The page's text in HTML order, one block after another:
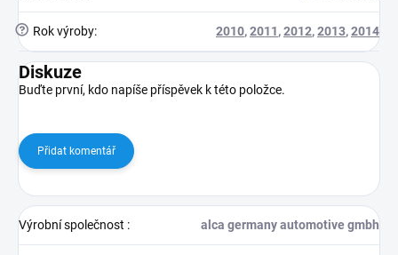
? Rok výroby: 2010,2011,2012,2013,2014
Diskuze
Buďte první, kdo napíše příspěvek k této položce.
Přidat komentář
Výrobní společnost : alca germany automotive gmbh